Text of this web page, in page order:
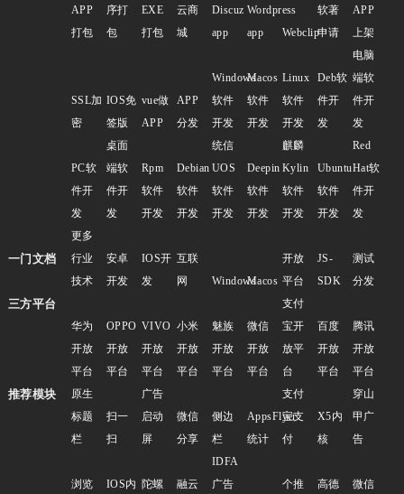
APP
打包
序打
包
EXE
打包
云商
城
Discuz
app
Wordpress
app
Webclip
软著
申请
APP
上架
SSL加
密
IOS免
签版
vue做
APP
APP
分发
Windows
软件
开发
Macos
软件
开发
Linux
软件
开发
Deb软
件开
发
电脑
端软
件开
发
PC软
件开
发
桌面
端软
件开
发
Rpm
软件
开发
Debian
软件
开发
统信
UOS
软件
开发
Deepin
软件
开发
麒麟
Kylin
软件
开发
Ubuntu
软件
开发
Red
Hat软
件开
发
更多
一门文档
行业
技术
安卓
开发
IOS开
发
互联
网
WindowsMacos
开放
平台
JS-
SDK
测试
分发
三方平台
华为
开放
平台
OPPO
开放
平台
VIVO
开放
平台
小米
开放
平台
魅族
开放
平台
微信
开放
平台
支付
宝开
放平
台
百度
开放
平台
腾讯
开放
平台
推荐模块
原生
标题
栏
扫一
扫
广告
启动
屏
微信
分享
侧边
栏
AppsFlyer
统计
支付
宝支
付
X5内
核
穿山
甲广
告
浏览
IOS内 陀螺
融云
IDFA
广告
个推
高德
微信